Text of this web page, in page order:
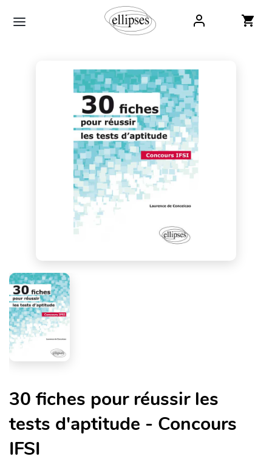
30 fiches pour réussir les
tests d'aptitude - Concours
IFSI